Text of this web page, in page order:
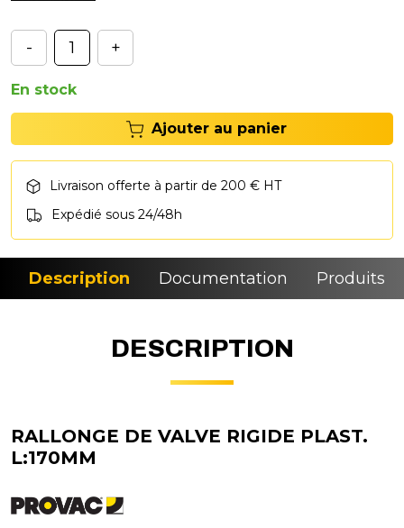
- +
En stock
Ajouter au panier
Livraison offerte à partir de 200 € HT
Expédié sous 24/48h
Description Documentation Produits
DESCRIPTION
RALLONGE DE VALVE RIGIDE PLAST.
L:170MM